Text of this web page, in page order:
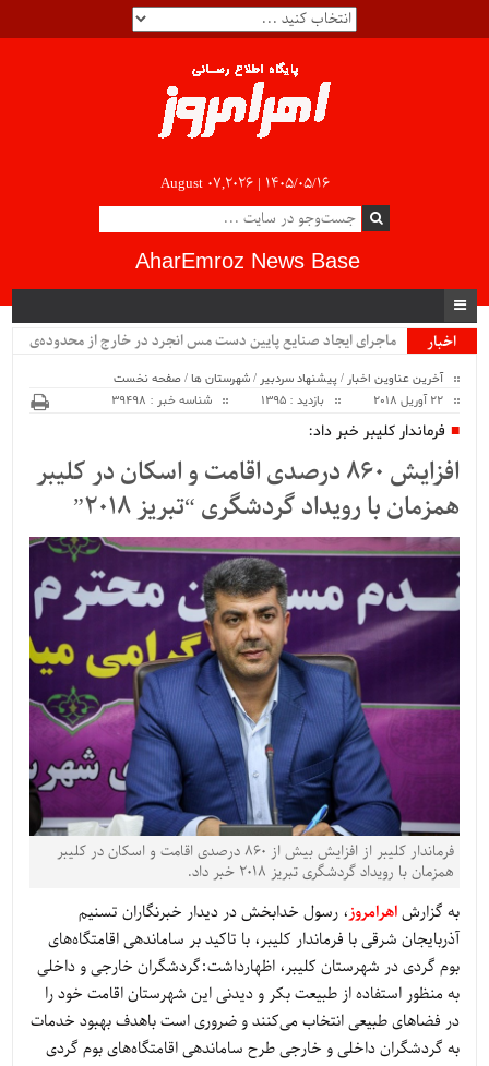
August 07,2026 | ۱۴۰۵/۰۵/۱۶
AharEmroz News Base
اخبار
ماجرای ایجاد صنایع پایین دست مس انجرد در خارج از محدوده‌ی
آخرین عناوین اخبار /پیشنهاد سردبیر /شهرستان ها/صفحه نخست
22 آوریل 2018
بازدید : 1395 شناسه خبر : 39498
فرماندار کلیبر خبر داد:
افزایش ۸۶۰ درصدی اقامت و اسکان در کلیبر
همزمان با رویداد گردشگری “تبریز ۲۰۱۸”
فرماندار کلیبر از افزایش بیش از ۸۶۰ درصدی اقامت و اسکان در کلیبر
همزمان با رویداد گردشگری تبریز ۲۰۱۸ خبر داد.
به گزارشاهرامروز، رسول خدابخش در دیدار خبرنگاران تسنیم
آذربایجان شرقی با فرماندار کلیبر، با تاکید بر ساماندهی اقامتگاه‌های
بوم گردی در شهرستان کلیبر، اظهارداشت:گردشگران خارجی و داخلی
به منظور استفاده از طبیعت بکر و دیدنی این شهرستان اقامت خود را
در فضاهای طبیعی انتخاب می‌کنند و ضروری است باهدف بهبود خدمات
به گردشگران داخلی و خارجی طرح ساماندهی اقامتگاه‌های بوم گردی